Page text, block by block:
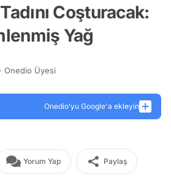
Coşturacak:
Yağ
Onedio Üyesi
Onedio’yu Google'a ekleyin
Yorum Yap Paylaş